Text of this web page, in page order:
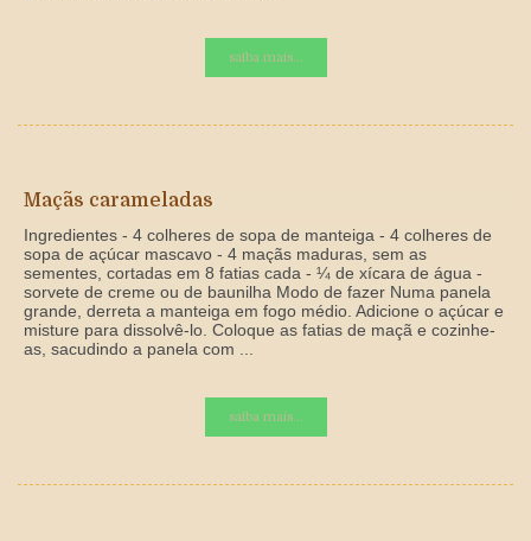
saiba mais...
Maçãs carameladas
Ingredientes - 4 colheres de sopa de manteiga - 4 colheres de
sopa de açúcar mascavo - 4 maçãs maduras, sem as
sementes, cortadas em 8 fatias cada - ¼ de xícara de água -
sorvete de creme ou de baunilha Modo de fazer Numa panela
grande, derreta a manteiga em fogo médio. Adicione o açúcar e
misture para dissolvê-lo. Coloque as fatias de maçã e cozinhe-
as, sacudindo a panela com ...
saiba mais...